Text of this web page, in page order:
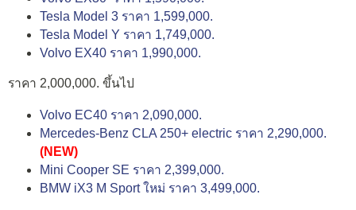
Tesla Model 3 ราคา 1,599,000.
Tesla Model Y ราคา 1,749,000.
Volvo EX40 ราคา 1,990,000.
ราคา 2,000,000. ขึ้นไป
Volvo EC40 ราคา 2,090,000.
Mercedes-Benz CLA 250+ electric ราคา 2,290,000.
(NEW)
Mini Cooper SE ราคา 2,399,000.
BMW iX3 M Sport ใหม่ ราคา 3,499,000.